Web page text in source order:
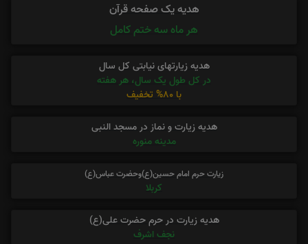
هدیه یک صفحه قرآن
هر ماه سه ختم کامل
هدیه زیارتهای نیابتی کل سال
در کل طول یک سال، هر هفته
با 80% تخفیف
هدیه زیارت و نماز در مسجد النبی
مدینه منوره
زیارت حرم امام حسین(ع)وحضرت عباس(ع)
کربلا
هدیه زیارت در حرم حضرت علی(ع)
نجف اشرف